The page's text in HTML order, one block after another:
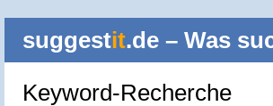
suggestit.de – Was
Keyword-Recherche